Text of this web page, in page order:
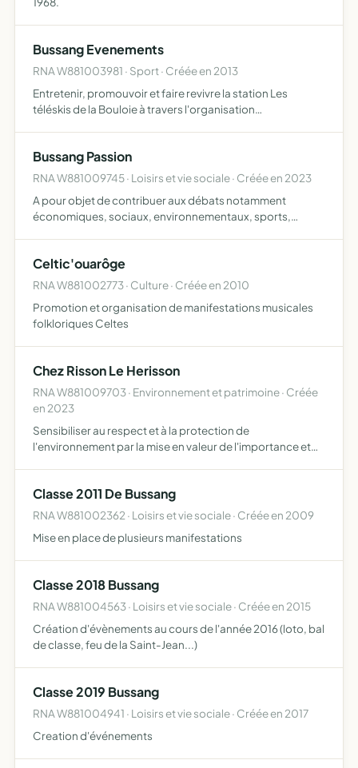
Bussang Evenements
RNA W881003981 · Sport · Créée en 2013
Entretenir, promouvoir et faire revivre la station Les
téléskis de la Bouloie à travers l'organisation
l'éventua…
Bussang Passion
RNA W881009745 · Loisirs et vie sociale · Créée en 2023
A pour objet de contribuer aux débats notamment
économiques, sociaux, environnementaux, sports,
citoyens de tous…
Celtic'ouarôge
RNA W881002773 · Culture · Créée en 2010
Promotion et organisation de manifestations musicales
folkloriques Celtes
Chez Risson Le Herisson
RNA W881009703 · Environnement et patrimoine · Créée
en 2023
Sensibiliser au respect et à la protection de
l'environnement par la mise en valeur de l'importance et
défendre la fa…
Classe 2011 De Bussang
RNA W881002362 · Loisirs et vie sociale · Créée en 2009
Mise en place de plusieurs manifestations
Classe 2018 Bussang
RNA W881004563 · Loisirs et vie sociale · Créée en 2015
Création d'évènements au cours de l'année 2016 (loto, bal
de classe, feu de la Saint-Jean...)
Classe 2019 Bussang
RNA W881004941 · Loisirs et vie sociale · Créée en 2017
Creation d'événements